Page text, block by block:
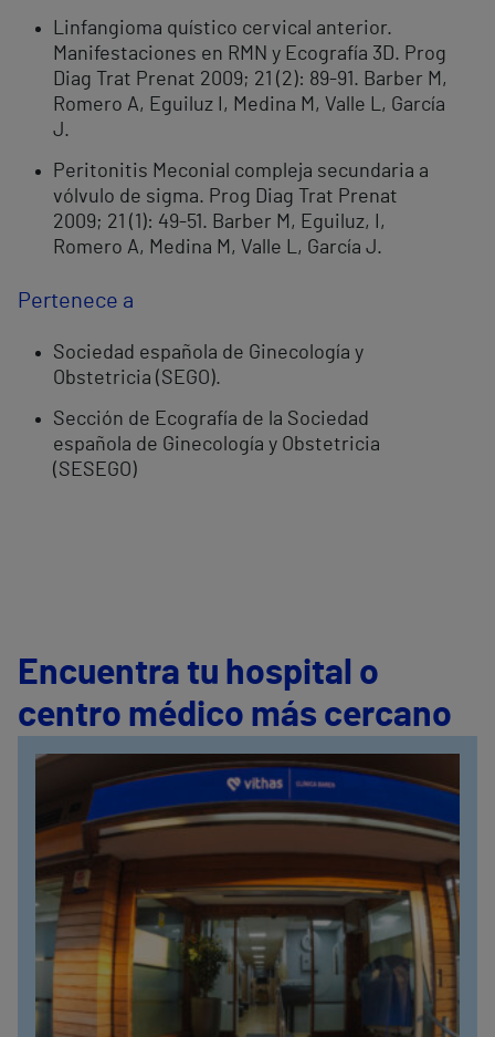
Linfangioma quístico cervical anterior.
Manifestaciones en RMN y Ecografía 3D. Prog
Diag Trat Prenat 2009; 21 (2): 89-91. Barber M,
Romero A, Eguiluz I, Medina M, Valle L, García
J.
Peritonitis Meconial compleja secundaria a
vólvulo de sigma. Prog Diag Trat Prenat
2009; 21 (1): 49-51. Barber M, Eguiluz, I,
Romero A, Medina M, Valle L, García J.
Pertenece a
Sociedad española de Ginecología y
Obstetricia (SEGO).
Sección de Ecografía de la Sociedad
española de Ginecología y Obstetricia
(SESEGO)
Encuentra tu hospital o
centro médico más cercano